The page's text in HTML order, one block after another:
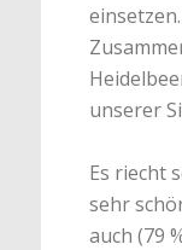
unserer
Es riecht
sehr
auch (79